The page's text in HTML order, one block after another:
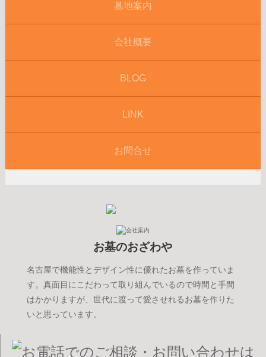
墓地案内
会社概要
BLOG
LINK
お問合せ
お墓のおざわや
名古屋で機能性とデザイン性に優れたお墓を作っていま
す。真面目にこだわって取り組んでいるので時間と手間
はかかりますが、世代に渡って愛させれるお墓を作りた
いと思っています。